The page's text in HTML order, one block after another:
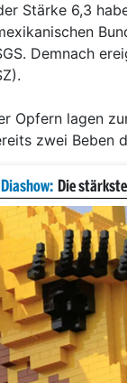
Stärke 6,3
Demnach
Opfern lagen
zwei Beben
Diashow: Die